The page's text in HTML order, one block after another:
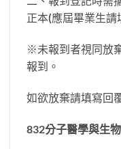
正本(應屆畢業生請
※未報到者視同放
報到。
如欲放棄請填寫回
832分子醫學與生